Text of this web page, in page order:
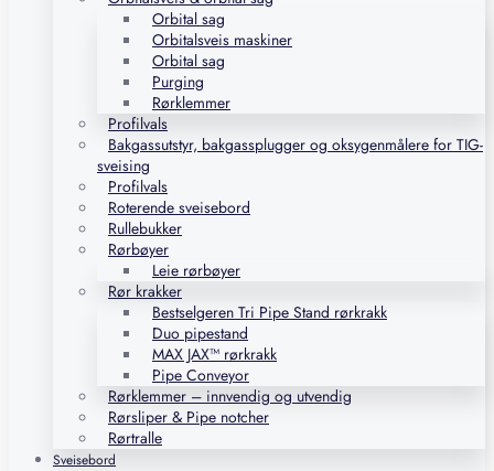
Orbital sag
Orbitalsveis maskiner
Orbital sag
Purging
Rørklemmer
Profilvals
Bakgassutstyr, bakgassplugger og oksygenmålere for TIG-
sveising
Profilvals
Roterende sveisebord
Rullebukker
Rørbøyer
Leie rørbøyer
Rør krakker
Bestselgeren Tri Pipe Stand rørkrakk
Duo pipestand
MAX JAX™ rørkrakk
Pipe Conveyor
Rørklemmer – innvendig og utvendig
Rørsliper & Pipe notcher
Rørtralle
Sveisebord